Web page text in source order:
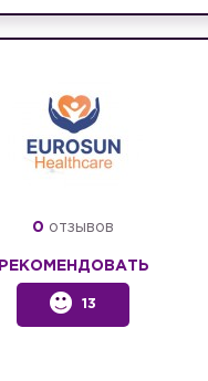
0 отзывов
РЕКОМЕНДОВАТЬ
13